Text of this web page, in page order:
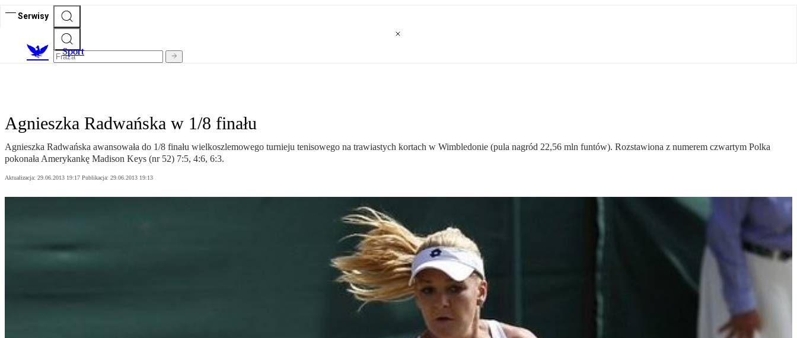
Serwisy
Sport
Agnieszka Radwańska w 1/8 finału
Agnieszka Radwańska awansowała do 1/8 finału wielkoszlemowego turnieju tenisowego na trawiastych kortach w Wimbledonie (pula nagród 22,56 mln funtów). Rozstawiona z numerem czwartym Polka
pokonała Amerykankę Madison Keys (nr 52) 7:5, 4:6, 6:3.
Aktualizacja: 29.06.2013 19:17 Publikacja: 29.06.2013 19:13